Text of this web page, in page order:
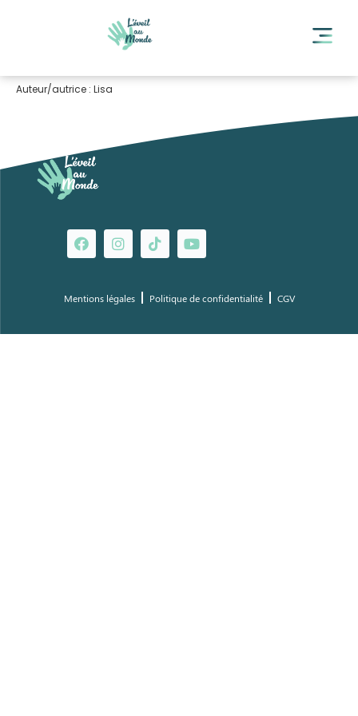
Auteur/autrice : Lisa
Mentions légales Politique de confidentialité CGV